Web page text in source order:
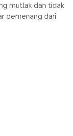
mutlak dan tidak
pemenang dari